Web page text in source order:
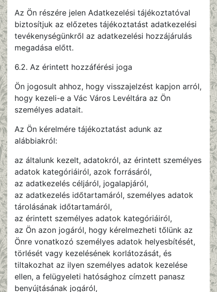
Az Ön részére jelen Adatkezelési tájékoztatóval
biztosítjuk az előzetes tájékoztatást adatkezelési
tevékenységünkről az adatkezelési hozzájárulás
megadása előtt.
6.2. Az érintett hozzáférési joga
Ön jogosult ahhoz, hogy visszajelzést kapjon arról,
hogy kezeli-e a Vác Város Levéltára az Ön
személyes adatait.
Az Ön kérelmére tájékoztatást adunk az
alábbiakról:
az általunk kezelt, adatokról, az érintett személyes
adatok kategóriáiról, azok forrásáról,
az adatkezelés céljáról, jogalapjáról,
az adatkezelés időtartamáról, személyes adatok
tárolásának időtartamáról,
az érintett személyes adatok kategóriáiról,
az Ön azon jogáról, hogy kérelmezheti tőlünk az
Önre vonatkozó személyes adatok helyesbítését,
törlését vagy kezelésének korlátozását, és
tiltakozhat az ilyen személyes adatok kezelése
ellen, a felügyeleti hatósághoz címzett panasz
benyújtásának jogáról,